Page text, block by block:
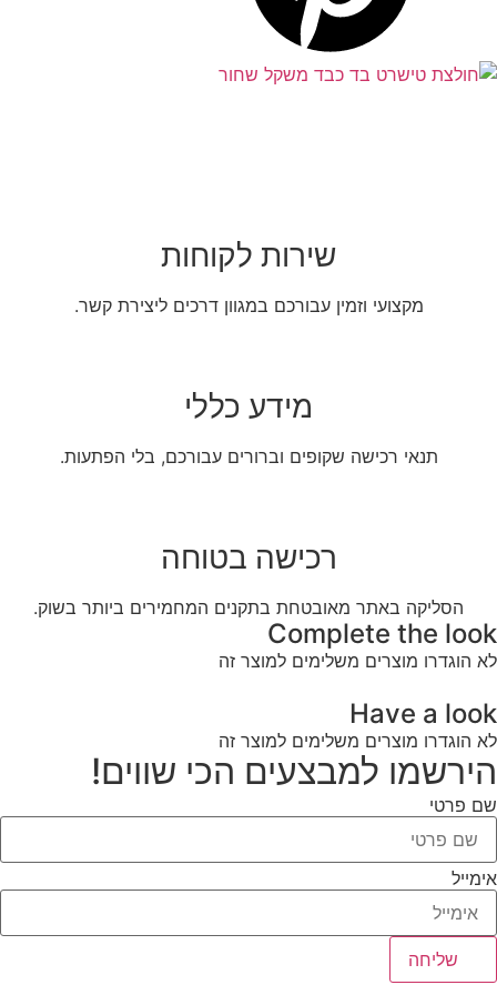
שירות לקוחות
מקצועי וזמין עבורכם במגוון דרכים ליצירת קשר.
מידע כללי
תנאי רכישה שקופים וברורים עבורכם, בלי הפתעות.
רכישה בטוחה
הסליקה באתר מאובטחת בתקנים המחמירים ביותר בשוק.
Complete the look
לא הוגדרו מוצרים משלימים למוצר זה
Have a look
לא הוגדרו מוצרים משלימים למוצר זה
הירשמו למבצעים הכי שווים!
שם פרטי
אימייל
שליחה